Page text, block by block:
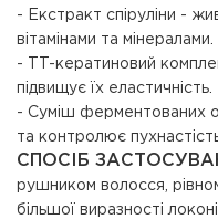
- Екстракт спіруліни -
вітамінами та мінералами.
- TT-кератиновий
підвищує їх еластичність.
- Суміш ферментованих
та контролює
СПОСІБ
рушником волосся,
більшої виразності